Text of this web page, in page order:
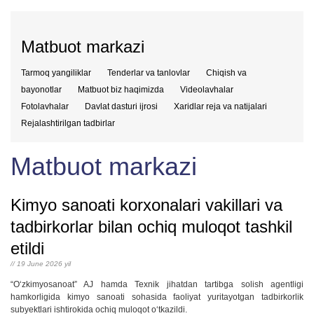
Matbuot markazi
Tarmoq yangiliklar Tenderlar va tanlovlar
Chiqish va
bayonotlar
Matbuot biz haqimizda
Videolavhalar
Fotolavhalar
Davlat dasturi ijrosi
Xaridlar reja va natijalari
Rejalashtirilgan tadbirlar
Matbuot markazi
Kimyo sanoati korxonalari vakillari va
tadbirkorlar bilan ochiq muloqot tashkil
etildi
// 19 June 2026 yil
“O‘zkimyosanoat” AJ hamda Texnik jihatdan tartibga solish agentligi
hamkorligida kimyo sanoati sohasida faoliyat yuritayotgan tadbirkorlik
subyektlari ishtirokida ochiq muloqot o‘tkazildi.